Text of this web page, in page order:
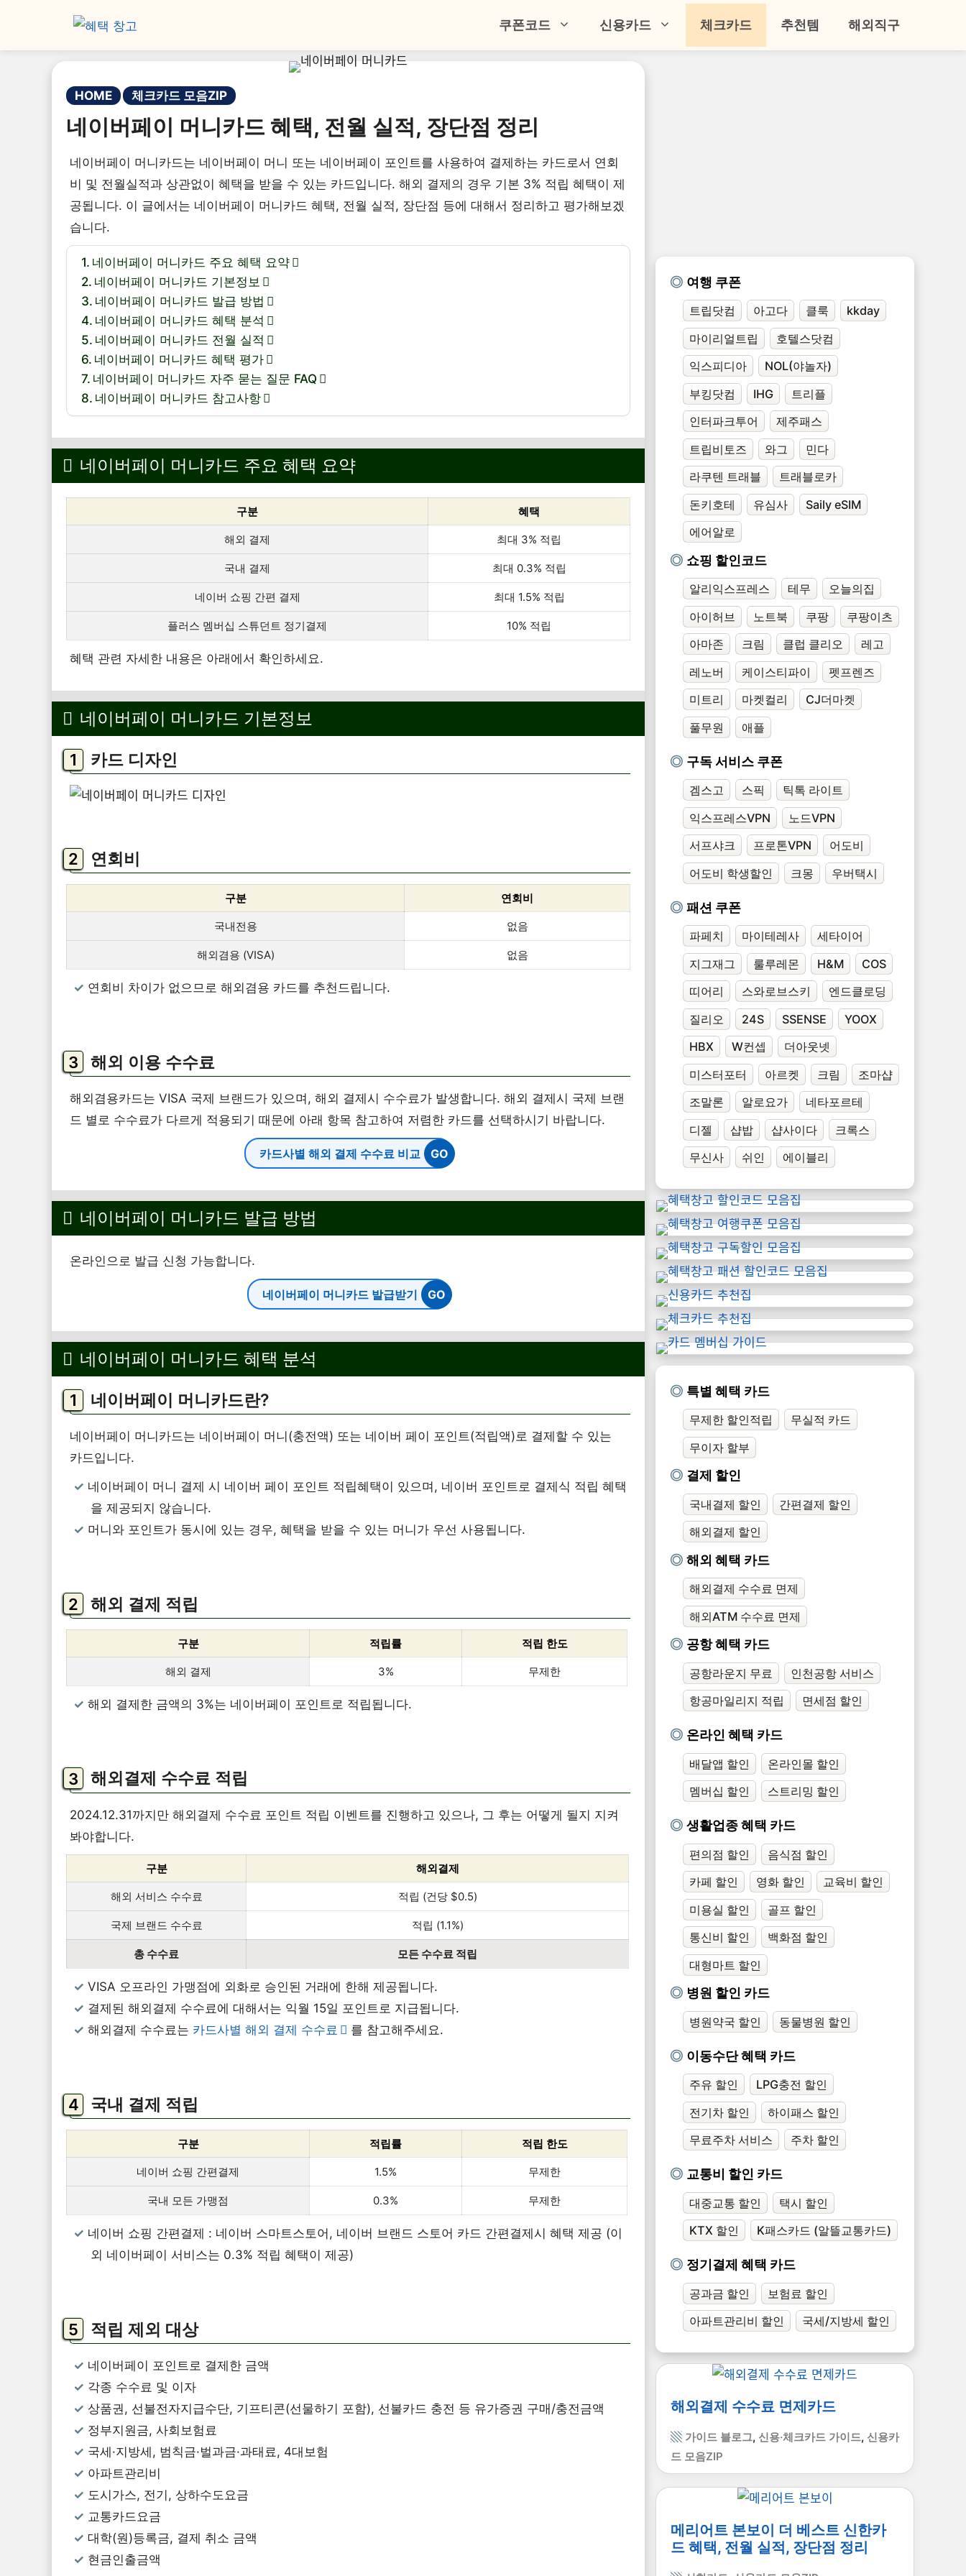
쿠폰코드 신용카드 체크카드 추천템 해외직구
HOME 체크카드 모음ZIP
네이버페이 머니카드 혜택, 전월 실적, 장단점 정리
네이버페이 머니카드는 네이버페이 머니 또는 네이버페이 포인트를 사용하여 결제하는 카드로서 연회
비 및 전월실적과 상관없이 혜택을 받을 수 있는 카드입니다. 해외 결제의 경우 기본 3% 적립 혜택이 제
공됩니다. 이 글에서는 네이버페이 머니카드 혜택, 전월 실적, 장단점 등에 대해서 정리하고 평가해보겠
습니다.
네이버페이 머니카드 주요 혜택 요약
네이버페이 머니카드 기본정보
네이버페이 머니카드 발급 방법
네이버페이 머니카드 혜택 분석
네이버페이 머니카드 전월 실적
네이버페이 머니카드 혜택 평가
네이버페이 머니카드 자주 묻는 질문 FAQ
네이버페이 머니카드 참고사항
네이버페이 머니카드 주요 혜택 요약
구분 혜택
해외 결제 최대 3% 적립
국내 결제 최대 0.3% 적립
네이버 쇼핑 간편 결제 최대 1.5% 적립
플러스 멤버십 스튜던트 정기결제 10% 적립
혜택 관련 자세한 내용은 아래에서 확인하세요.
네이버페이 머니카드 기본정보
카드 디자인
연회비
구분 연회비
국내전용 없음
해외겸용 (VISA) 없음
연회비 차이가 없으므로 해외겸용 카드를 추천드립니다.
해외 이용 수수료
해외겸용카드는 VISA 국제 브랜드가 있으며, 해외 결제시 수수료가 발생합니다. 해외 결제시 국제 브랜
드 별로 수수료가 다르게 적용되기 때문에 아래 항목 참고하여 저렴한 카드를 선택하시기 바랍니다.
카드사별 해외 결제 수수료 비교
네이버페이 머니카드 발급 방법
온라인으로 발급 신청 가능합니다.
네이버페이 머니카드 발급받기
네이버페이 머니카드 혜택 분석
네이버페이 머니카드란?
네이버페이 머니카드는 네이버페이 머니(충전액) 또는 네이버 페이 포인트(적립액)로 결제할 수 있는
카드입니다.
네이버페이 머니 결제 시 네이버 페이 포인트 적립혜택이 있으며, 네이버 포인트로 결제식 적립 혜택
을 제공되지 않습니다.
머니와 포인트가 동시에 있는 경우, 혜택을 받을 수 있는 머니가 우선 사용됩니다.
해외 결제 적립
구분 적립률 적립 한도
해외 결제 3% 무제한
해외 결제한 금액의 3%는 네이버페이 포인트로 적립됩니다.
해외결제 수수료 적립
2024.12.31까지만 해외결제 수수료 포인트 적립 이벤트를 진행하고 있으나, 그 후는 어떻게 될지 지켜
봐야합니다.
구분 해외결제
해외 서비스 수수료 적립 (건당 $0.5)
국제 브랜드 수수료 적립 (1.1%)
총 수수료 모든 수수료 적립
VISA 오프라인 가맹점에 외화로 승인된 거래에 한해 제공됩니다.
결제된 해외결제 수수료에 대해서는 익월 15일 포인트로 지급됩니다.
해외결제 수수료는 카드사별 해외 결제 수수료 를 참고해주세요.
국내 결제 적립
구분 적립률 적립 한도
네이버 쇼핑 간편결제 1.5% 무제한
국내 모든 가맹점 0.3% 무제한
네이버 쇼핑 간편결제 : 네이버 스마트스토어, 네이버 브랜드 스토어 카드 간편결제시 혜택 제공 (이
외 네이버페이 서비스는 0.3% 적립 혜택이 제공)
적립 제외 대상
네이버페이 포인트로 결제한 금액
각종 수수료 및 이자
상품권, 선불전자지급수단, 기프티콘(선물하기 포함), 선불카드 충전 등 유가증권 구매/충전금액
정부지원금, 사회보험료
국세·지방세, 범칙금·벌과금·과태료, 4대보험
아파트관리비
도시가스, 전기, 상하수도요금
교통카드요금
대학(원)등록금, 결제 취소 금액
현금인출금액
여행 쿠폰
트립닷컴 아고다 클룩
kkday
마이리얼트립
호텔스닷컴
익스피디아
NOL(야놀자)
부킹닷컴
IHG
트리플
인터파크투어
제주패스
트립비토즈
와그
민다
라쿠텐 트래블
트래블로카
돈키호테
유심사
Saily eSIM
에어알로
쇼핑 할인코드
알리익스프레스 테무
오늘의집
아이허브
노트북 쿠팡
쿠팡이츠
아마존
크림 클럽 클리오
레고
레노버
케이스티파이
펫프렌즈
미트리
마켓컬리
CJ더마켓
풀무원
애플
구독 서비스 쿠폰
겜스고 스픽
틱톡 라이트
익스프레스VPN
노드VPN
서프샤크
프로톤VPN
어도비
어도비 학생할인
크몽 우버택시
패션 쿠폰
파페치 마이테레사
세타이어
지그재그
룰루레몬 H&M
COS
띠어리
스와로브스키
엔드클로딩
질리오
24S SSENSE
YOOX
HBX
W컨셉
더아웃넷
미스터포터
아르켓 크림
조마샵
조말론
알로요가
네타포르테
디젤
샵밥 샵사이다
크록스
무신사
쉬인 에이블리
특별 혜택 카드
무제한 할인적립
무실적 카드
무이자 할부
결제 할인
국내결제 할인
간편결제 할인
해외결제 할인
해외 혜택 카드
해외결제 수수료 면제
해외ATM 수수료 면제
공항 혜택 카드
공항라운지 무료
인천공항 서비스
항공마일리지 적립
면세점 할인
온라인 혜택 카드
배달앱 할인
온라인몰 할인
멤버십 할인
스트리밍 할인
생활업종 혜택 카드
편의점 할인
음식점 할인
카페 할인
영화 할인
교육비 할인
미용실 할인
골프 할인
통신비 할인
백화점 할인
대형마트 할인
병원 할인 카드
병원약국 할인 동물병원 할인
이동수단 혜택 카드
주유 할인
LPG충전 할인
전기차 할인
하이패스 할인
무료주차 서비스
주차 할인
교통비 할인 카드
대중교통 할인
택시 할인
KTX 할인
K패스카드 (알뜰교통카드)
정기결제 혜택 카드
공과금 할인
보험료 할인
아파트관리비 할인
국세/지방세 할인
해외결제 수수료 면제카드
가이드 블로그, 신용·체크카드 가이드, 신용카
드 모음ZIP
메리어트 본보이 더 베스트 신한카
드 혜택, 전월 실적, 장단점 정리